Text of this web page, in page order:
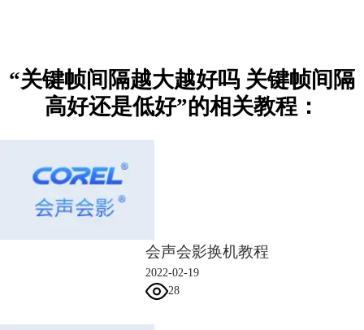
创建结束图像，然后点击确定，将产生关键帧1到关键帧2的过渡动画。关
键帧的间隔就是过渡动画从第一个关键帧到第二个关键帧间的时间间隔。
图3为关键帧创建动画效果
2.关键帧间隔高好还是低好
“关键帧间隔越大越好吗 关键帧间隔
高好还是低好”的相关教程：
会声会影换机教程
2022-02-19
28